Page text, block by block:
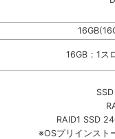
16GB：1ス
RAID1 SSD
※OSプリインスト